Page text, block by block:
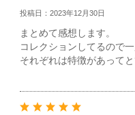
投稿日：2023年12月30日
まとめて感想します。
コレクションしてるので
それぞれは特徴があってと